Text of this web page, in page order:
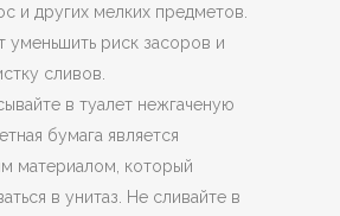
и других мелких предметов.
риск засоров и
сливов.
в туалет нежгаченую
бумага является
материалом, который
в унитаз. Не сливайте в